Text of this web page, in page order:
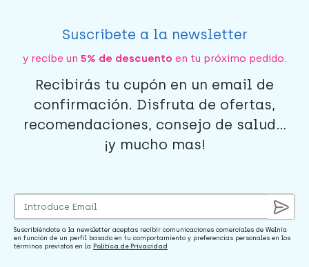
Suscríbete a la newsletter
y recibe un 5% de descuento en tu próximo pedido.
Recibirás tu cupón en un email de
confirmación. Disfruta de ofertas,
recomendaciones, consejo de salud...
¡y mucho mas!
Suscribiéndote a la newsletter aceptas recibir comunicaciones comerciales de Welnia
en función de un perfil basado en tu comportamiento y preferencias personales en los
términos previstos en la Política de Privacidad